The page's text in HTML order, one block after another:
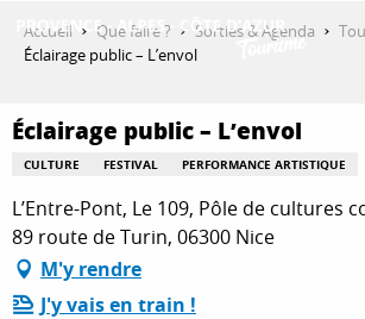
contenu
QUE FAIRE ?
SÉJOURNER
Accueil Que faire ? Sorties & Agenda
Éclairage public – L’envol
Éclairage public – L’envol
CULTURE FESTIVAL PERFORMANCE ARTISTIQUE
L’Entre-Pont, Le 109, Pôle de cultures
89 route de Turin, 06300 Nice
M'y rendre
J'y vais en train !